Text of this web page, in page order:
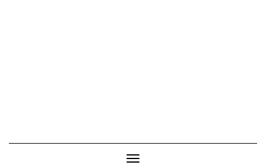
Cambiar modo de navegación